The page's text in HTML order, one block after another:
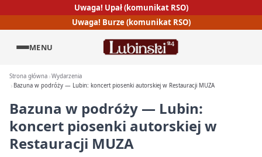
Uwaga! Upał (komunikat RSO)
Uwaga! Burze (komunikat RSO)
MENU
Strona główna Wydarzenia
Bazuna w podróży — Lubin: koncert piosenki autorskiej w Restauracji MUZA
Bazuna w podróży — Lubin:
koncert piosenki autorskiej w
Restauracji MUZA